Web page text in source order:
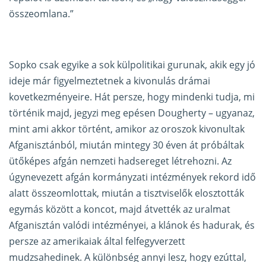
összeomlana.”
Sopko csak egyike a sok külpolitikai gurunak, akik egy jó
ideje már figyelmeztetnek a kivonulás drámai
kovetkezményeire. Hát persze, hogy mindenki tudja, mi
történik majd, jegyzi meg epésen Dougherty – ugyanaz,
mint ami akkor történt, amikor az oroszok kivonultak
Afganisztánból, miután mintegy 30 éven át próbáltak
ütőképes afgán nemzeti hadsereget létrehozni. Az
úgynevezett afgán kormányzati intézmények rekord idő
alatt összeomlottak, miután a tisztviselők elosztották
egymás között a koncot, majd átvették az uralmat
Afganisztán valódi intézményei, a klánok és hadurak, és
persze az amerikaiak által felfegyverzett
mudzsahedinek. A különbség annyi lesz, hogy ezúttal,